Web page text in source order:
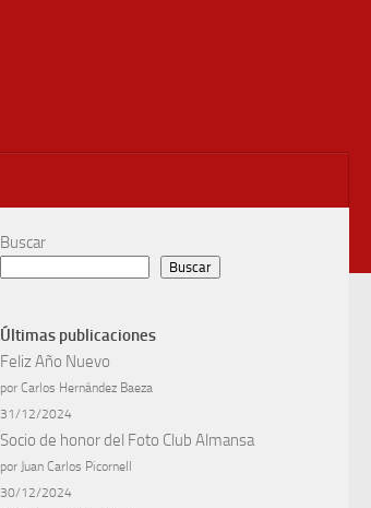
Buscar
Buscar
Últimas publicaciones
Feliz Año Nuevo
por Carlos Hernández Baeza
31/12/2024
Socio de honor del Foto Club Almansa
por Juan Carlos Picornell
30/12/2024